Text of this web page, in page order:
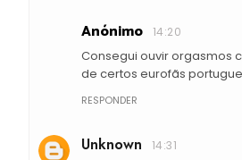
Anónimo 14:20
Consegui ouvir orgasmos
de certos eurofãs
RESPONDER
Unknown 14:31